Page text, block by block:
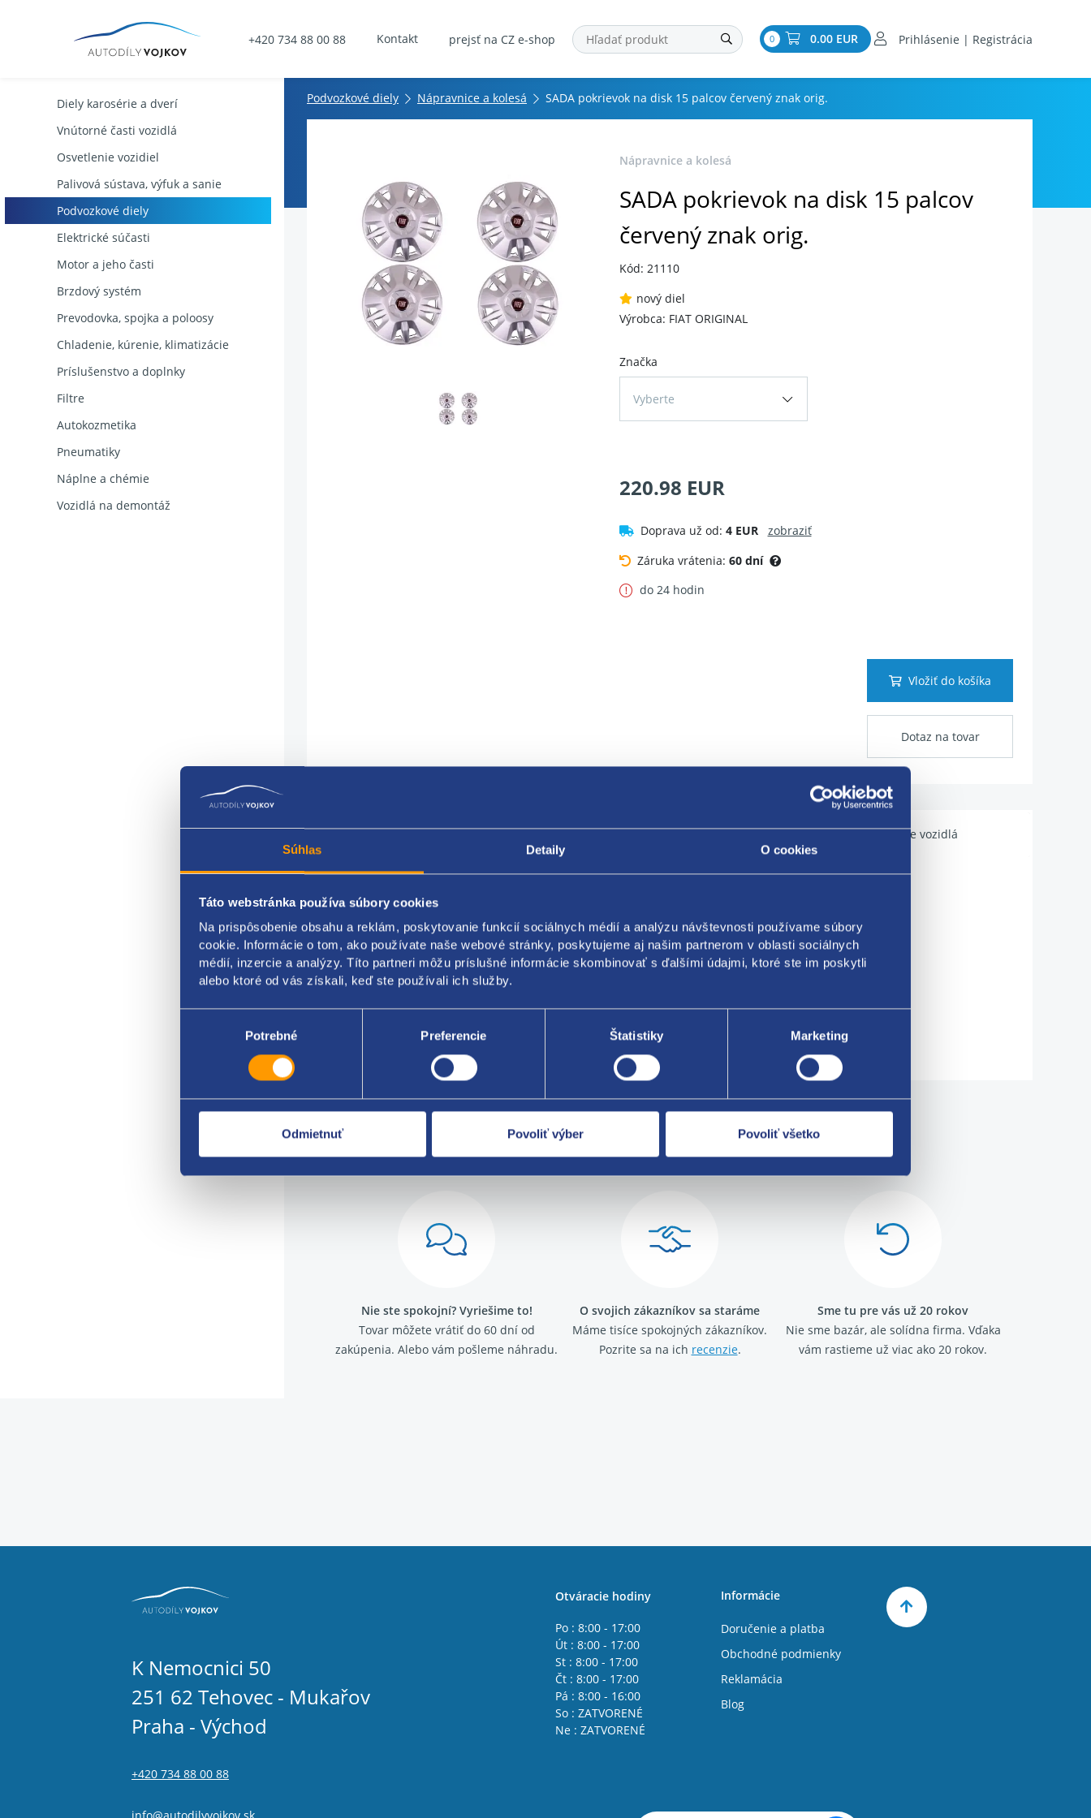
Súhlas Detaily O cookies
Táto webstránka používa súbory cookies
Na prispôsobenie obsahu a reklám, poskytovanie funkcií sociálnych médií a analýzu návštevnosti používame súbory
cookie. Informácie o tom, ako používate naše webové stránky, poskytujeme aj našim partnerom v oblasti sociálnych
médií, inzercie a analýzy. Títo partneri môžu príslušné informácie skombinovať s ďalšími údajmi, ktoré ste im poskytli
alebo ktoré od vás získali, keď ste používali ich služby.
Potrebné Preferencie Štatistiky Marketing
Odmietnuť Povoliť výber Povoliť všetko
+420 734 88 00 88 Kontakt prejsť na CZ e-shop 0 0.00 EUR Prihlásenie | Registrácia
Diely karosérie a dverí
Vnútorné časti vozidlá
Osvetlenie vozidiel
Palivová sústava, výfuk a sanie
Podvozkové diely
Elektrické súčasti
Motor a jeho časti
Brzdový systém
Prevodovka, spojka a poloosy
Chladenie, kúrenie, klimatizácie
Príslušenstvo a doplnky
Filtre
Autokozmetika
Pneumatiky
Náplne a chémie
Vozidlá na demontáž
Podvozkové diely Nápravnice a kolesá SADA pokrievok na disk 15 palcov červený znak orig.
Nápravnice a kolesá
SADA pokrievok na disk 15 palcov
červený znak orig.
Kód: 21110
nový diel
Výrobca: FIAT ORIGINAL
Značka
Vyberte
220.98 EUR
Doprava už od: 4 EUR
zobraziť
Záruka vrátenia: 60 dní
do 24 hodin
Vložiť do košíka
Dotaz na tovar
Popis produktu Kódy produktov Použiteľné pre vozidlá
cena za SADU
rozmer kolesa 15 "
Cena za 4 kusy
Za kvalitu ručíme!
Nie ste spokojní? Vyriešime to!
Tovar môžete vrátiť do 60 dní od
zakúpenia. Alebo vám pošleme náhradu.
O svojich zákazníkov sa staráme
Máme tisíce spokojných zákazníkov.
Pozrite sa na ich recenzie.
Sme tu pre vás už 20 rokov
Nie sme bazár, ale solídna firma. Vďaka
vám rastieme už viac ako 20 rokov.
K Nemocnici 50
251 62 Tehovec - Mukařov
Praha - Východ
+420 734 88 00 88
Otváracie hodiny
Po : 8:00 - 17:00
Út : 8:00 - 17:00
St : 8:00 - 17:00
Čt : 8:00 - 17:00
Pá : 8:00 - 16:00
So : ZATVORENÉ
Ne : ZATVORENÉ
Informácie
Doručenie a platba
Obchodné podmienky
Reklamácia
Blog